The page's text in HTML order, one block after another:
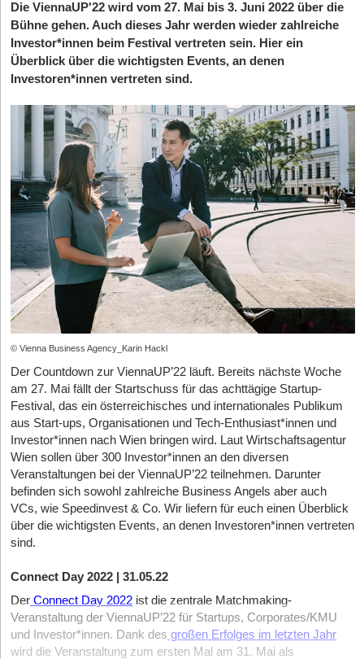
Die ViennaUP'22 wird vom 27. Mai bis 3. Juni 2022 über die
Bühne gehen. Auch dieses Jahr werden wieder zahlreiche
Investor*innen beim Festival vertreten sein. Hier ein
Überblick über die wichtigsten Events, an denen
Investoren*innen vertreten sind.
© Vienna Business Agency_Karin Hackl
Der Countdown zur ViennaUP’22 läuft. Bereits nächste Woche
am 27. Mai fällt der Startschuss für das achttägige Startup-
Festival, das ein österreichisches und internationales Publikum
aus Start-ups, Organisationen und Tech-Enthusiast*innen und
Investor*innen nach Wien bringen wird. Laut Wirtschaftsagentur
Wien sollen über 300 Investor*innen an den diversen
Veranstaltungen bei der ViennaUP’22 teilnehmen. Darunter
befinden sich sowohl zahlreiche Business Angels aber auch
VCs, wie Speedinvest & Co. Wir liefern für euch einen Überblick
über die wichtigsten Events, an denen Investoren*innen vertreten
sind.
Connect Day 2022 | 31.05.22
Der Connect Day 2022 ist die zentrale Matchmaking-
Veranstaltung der ViennaUP’22 für Startups, Corporates/KMU
und Investor*innen. Dank des großen Erfolges im letzten Jahr
wird die Veranstaltung zum ersten Mal am 31. Mai als